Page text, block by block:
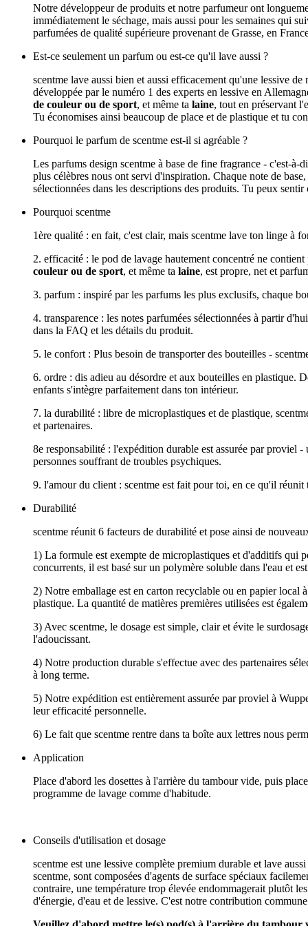
Notre développeur de produits et notre parfumeur ont
immédiatement le séchage, mais aussi pour les semaines qui
parfumées de qualité supérieure provenant de Grasse, en
Est-ce seulement un parfum ou est-ce qu'il lave aussi ?
scentme lave aussi bien et aussi efficacement qu'une lessive
développée par le numéro 1 des experts en lessive en
de couleur ou de sport, et même ta laine, tout en préservant
Tu économises ainsi beaucoup de place et de plastique et tu
Pourquoi le parfum de scentme est-il si agréable ?
Les parfums design scentme à base de fine fragrance - c'est-
plus célèbres nous ont servi d'inspiration. Chaque note de
sélectionnées dans les descriptions des produits. Tu peux
Pourquoi scentme
1ère qualité : en fait, c'est clair, mais scentme lave ton linge à
2. efficacité : le pod de lavage hautement concentré ne
couleur ou de sport, et même ta laine, est propre, net et
3. parfum : inspiré par les parfums les plus exclusifs, chaque
4. transparence : les notes parfumées sélectionnées à partir
dans la FAQ et les détails du produit.
5. le confort : Plus besoin de transporter des bouteilles -
6. ordre : dis adieu au désordre et aux bouteilles en plastique.
enfants s'intègre parfaitement dans ton intérieur.
7. la durabilité : libre de microplastiques et de plastique,
et partenaires.
8e responsabilité : l'expédition durable est assurée par proviel
personnes souffrant de troubles psychiques.
9. l'amour du client : scentme est fait pour toi, en ce qu'il
Durabilité
scentme réunit 6 facteurs de durabilité et pose ainsi de
1) La formule est exempte de microplastiques et d'additifs
concurrents, il est basé sur un polymère soluble dans l'eau et
2) Notre emballage est en carton recyclable ou en papier local
plastique. La quantité de matières premières utilisées est
3) Avec scentme, le dosage est simple, clair et évite le
l'adoucissant.
4) Notre production durable s'effectue avec des partenaires
à long terme.
5) Notre expédition est entièrement assurée par proviel à
leur efficacité personnelle.
6) Le fait que scentme rentre dans ta boîte aux lettres nous
Application
Place d'abord les dosettes à l'arrière du tambour vide, puis
programme de lavage comme d'habitude.
Conseils d'utilisation et dosage
scentme est une lessive complète premium durable et lave
scentme, sont composées d'agents de surface spéciaux
contraire, une température trop élevée endommagerait plutôt
d'énergie, d'eau et de lessive. C'est notre contribution